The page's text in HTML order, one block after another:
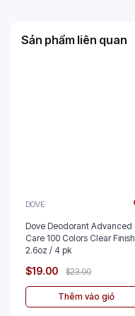
Sản phẩm liên quan
DOVE
Dove Deodorant Advanced
Care 100 Colors Clear Finish
2.6oz / 4 pk
$19.00 $23.00
Thêm vào giỏ